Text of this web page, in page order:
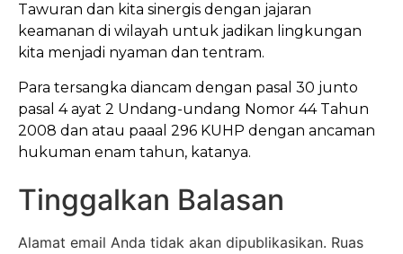
Tawuran dan kita sinergis dengan jajaran
keamanan di wilayah untuk jadikan lingkungan
kita menjadi nyaman dan tentram.
Para tersangka diancam dengan pasal 30 junto
pasal 4 ayat 2 Undang-undang Nomor 44 Tahun
2008 dan atau paaal 296 KUHP dengan ancaman
hukuman enam tahun, katanya.
Tinggalkan Balasan
Alamat email Anda tidak akan dipublikasikan. Ruas